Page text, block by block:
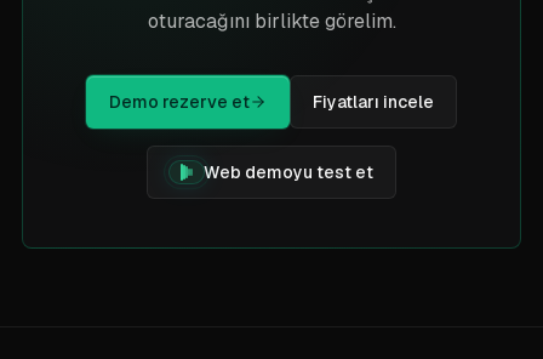
oturacağını birlikte görelim.
Demo rezerve et Fiyatları incele
Web demoyu test et